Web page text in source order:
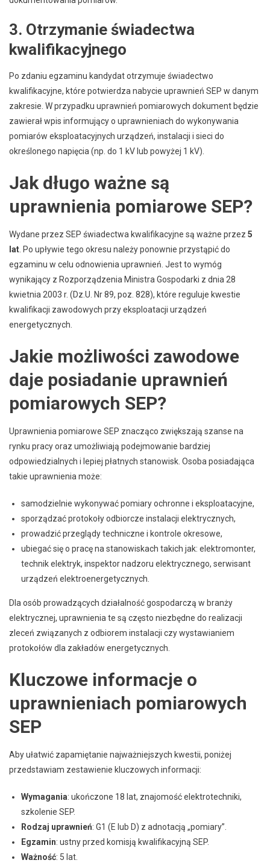
3. Otrzymanie świadectwa
kwalifikacyjnego
Po zdaniu egzaminu kandydat otrzymuje świadectwo
kwalifikacyjne, które potwierdza nabycie uprawnień SEP w danym
zakresie. W przypadku uprawnień pomiarowych dokument będzie
zawierał wpis informujący o uprawnieniach do wykonywania
pomiarów eksploatacyjnych urządzeń, instalacji i sieci do
określonego napięcia (np. do 1 kV lub powyżej 1 kV).
Jak długo ważne są
uprawnienia pomiarowe SEP?
Wydane przez SEP świadectwa kwalifikacyjne są ważne przez 5
lat . Po upływie tego okresu należy ponownie przystąpić do
egzaminu w celu odnowienia uprawnień. Jest to wymóg
wynikający z Rozporządzenia Ministra Gospodarki z dnia 28
kwietnia 2003 r. (Dz.U. Nr 89, poz. 828), które reguluje kwestie
kwalifikacji zawodowych przy eksploatacji urządzeń
energetycznych.
Jakie możliwości zawodowe
daje posiadanie uprawnień
pomiarowych SEP?
Uprawnienia pomiarowe SEP znacząco zwiększają szanse na
rynku pracy oraz umożliwiają podejmowanie bardziej
odpowiedzialnych i lepiej płatnych stanowisk. Osoba posiadająca
takie uprawnienia może:
samodzielnie wykonywać pomiary ochronne i eksploatacyjne,
sporządzać protokoły odbiorcze instalacji elektrycznych,
prowadzić przeglądy techniczne i kontrole okresowe,
ubiegać się o pracę na stanowiskach takich jak: elektromonter,
technik elektryk, inspektor nadzoru elektrycznego, serwisant
urządzeń elektroenergetycznych.
Dla osób prowadzących działalność gospodarczą w branży
elektrycznej, uprawnienia te są często niezbędne do realizacji
zleceń związanych z odbiorem instalacji czy wystawianiem
protokołów dla zakładów energetycznych.
Kluczowe informacje o
uprawnieniach pomiarowych
SEP
Aby ułatwić zapamiętanie najważniejszych kwestii, poniżej
przedstawiam zestawienie kluczowych informacji:
Wymagania: ukończone 18 lat, znajomość elektrotechniki,
szkolenie SEP.
Rodzaj uprawnień: G1 (E lub D) z adnotacją „pomiary”.
Egzamin: ustny przed komisją kwalifikacyjną SEP.
Ważność: 5 lat.